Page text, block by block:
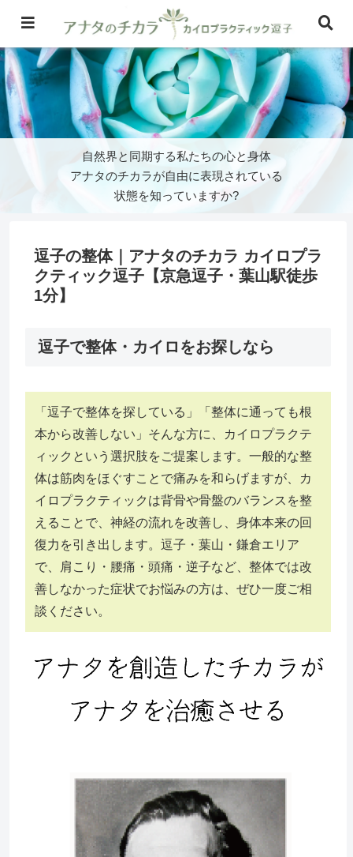
逗子の整体｜アナタのチカラ カイロプラ
クティック逗子【京急逗子・葉山駅徒歩
1分】
逗子で整体・カイロをお探しなら
「逗子で整体を探している」「整体に通っても根
本から改善しない」そんな方に、カイロプラクテ
ィックという選択肢をご提案します。一般的な整
体は筋肉をほぐすことで痛みを和らげますが、カ
イロプラクティックは背骨や骨盤のバランスを整
えることで、神経の流れを改善し、身体本来の回
復力を引き出します。逗子・葉山・鎌倉エリア
で、肩こり・腰痛・頭痛・逆子など、整体では改
善しなかった症状でお悩みの方は、ぜひ一度ご相
談ください。